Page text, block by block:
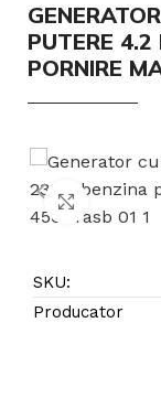
PUTERE
PORNIRE
Click to
SKU:
Producator